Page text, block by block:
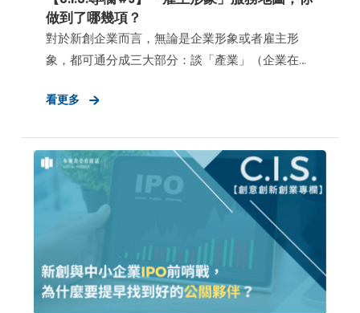
做到了哪幾項？
對於新創企業而言，無論是企業形象或者雇主形
象，都可通分成三大部分：談「產業」（企業在產
容、產品與服務），或者談「創辦人」（使命、願
亞與新創企業合作的初期，我們時常從兩種「策略
優先」服務啟動：
看更多